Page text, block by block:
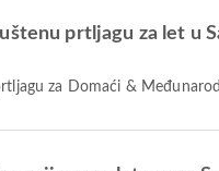
prtljagu za let u
za Domaći &